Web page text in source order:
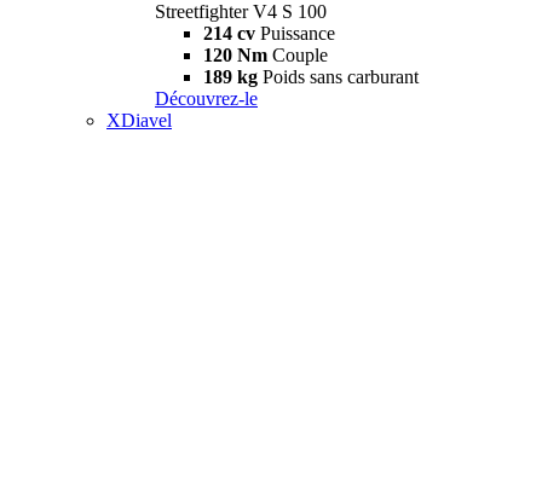
Streetfighter V4 S 100
214 cv Puissance
120 Nm Couple
189 kg Poids sans carburant
Découvrez-le
XDiavel